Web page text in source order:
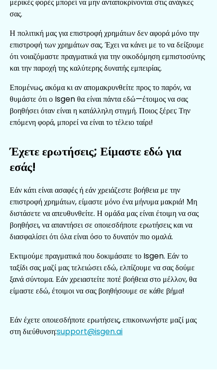
σας.
Η πολιτική μας για επιστροφή χρημάτων δεν αφορά μόνο την
επιστροφή των χρημάτων σας. Έχει να κάνει με το να δείξουμε
ότι νοιαζόμαστε πραγματικά για την οικοδόμηση εμπιστοσύνης
και την παροχή της καλύτερης δυνατής εμπειρίας.
Επομένως, ακόμα κι αν απομακρυνθείτε προς το παρόν, να
θυμάστε ότι ο Isgen θα είναι πάντα εδώ—έτοιμος να σας
βοηθήσει όταν είναι η κατάλληλη στιγμή. Ποιος ξέρει; Την
επόμενη φορά, μπορεί να είναι το τέλειο ταίρι!
Έχετε ερωτήσεις; Είμαστε εδώ για
εσάς!
Εάν κάτι είναι ασαφές ή εάν χρειάζεστε βοήθεια με την
επιστροφή χρημάτων, είμαστε μόνο ένα μήνυμα μακριά! Μη
διστάσετε να απευθυνθείτε. Η ομάδα μας είναι έτοιμη να σας
βοηθήσει, να απαντήσει σε οποιεσδήποτε ερωτήσεις και να
διασφαλίσει ότι όλα είναι όσο το δυνατόν πιο ομαλά.
Εκτιμούμε πραγματικά που δοκιμάσατε το Isgen. Εάν το
ταξίδι σας μαζί μας τελειώσει εδώ, ελπίζουμε να σας δούμε
ξανά σύντομα. Εάν χρειαστείτε ποτέ βοήθεια στο μέλλον, θα
είμαστε εδώ, έτοιμοι να σας βοηθήσουμε σε κάθε βήμα!
Εάν έχετε οποιεσδήποτε ερωτήσεις, επικοινωνήστε μαζί μας
στη διεύθυνση:support@isgen.ai